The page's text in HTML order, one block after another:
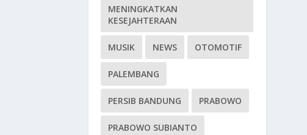
MENINGKATKAN
KESEJAHTERAAN
MUSIK NEWS OTOMOTIF
PALEMBANG
PERSIB BANDUNG PRABOWO
PRABOWO SUBIANTO